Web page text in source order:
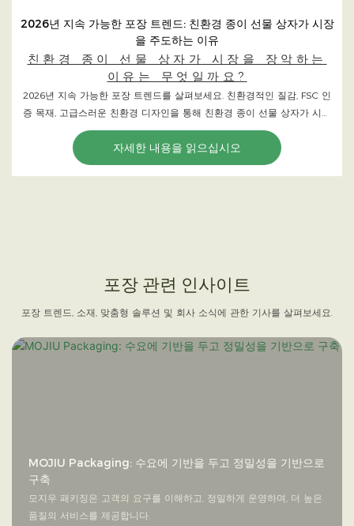
2026년 지속 가능한 포장 트렌드: 친환경 종이 선물 상자가 시장
을 주도하는 이유
친환경 종이 선물 상자가 시장을 장악하는
이유는 무엇일까요?
2026년 지속 가능한 포장 트렌드를 살펴보세요. 친환경적인 질감, FSC 인
증 목재, 고급스러운 친환경 디자인을 통해 친환경 종이 선물 상자가 시장
을 주도할 것입니다.
자세한 내용을 읽으십시오
포장 관련 인사이트
포장 트렌드, 소재, 맞춤형 솔루션 및 회사 소식에 관한 기사를 살펴보세요.
MOJIU Packaging: 수요에 기반을 두고 정밀성을 기반으로
구축
모지우 패키징은 고객의 요구를 이해하고, 정밀하게 운영하며, 더 높은
품질의 서비스를 제공합니다.